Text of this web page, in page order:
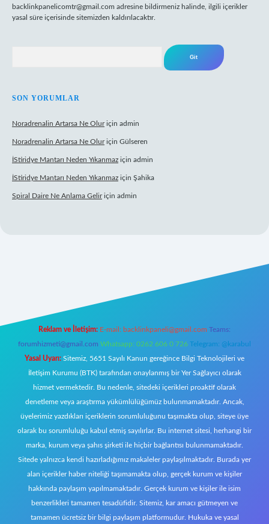
backlinkpanelicomtr@gmail.com adresine bildirmeniz halinde, ilgili içerikler
yasal süre içerisinde sitemizden kaldırılacaktır.
SON YORUMLAR
Noradrenalin Artarsa Ne Oluriçin admin
Noradrenalin Artarsa Ne Oluriçin Gülseren
İStiridye Mantarı Neden Yıkanmaz için admin
İStiridye Mantarı Neden Yıkanmaz için Şahika
Spiral Daire Ne Anlama Geliriçin admin
Reklam ve İletişim: E-mail: backlinkpaneli@gmail.com Teams:
forumhizmeti@gmail.com Whatsapp: 0262 606 0 726 Telegram: @karabul
Yasal Uyarı: Sitemiz, 5651 Sayılı Kanun gereğince Bilgi Teknolojileri ve
İletişim Kurumu (BTK) tarafından onaylanmış bir Yer Sağlayıcı olarak
hizmet vermektedir. Bu nedenle, sitedeki içerikleri proaktif olarak
denetleme veya araştırma yükümlülüğümüz bulunmamaktadır. Ancak,
üyelerimiz yazdıkları içeriklerin sorumluluğunu taşımakta olup, siteye üye
olarak bu sorumluluğu kabul etmiş sayılırlar. Bu internet sitesi, herhangi bir
marka, kurum veya şahıs şirketi ile hiçbir bağlantısı bulunmamaktadır.
Sitede yalnızca kendi hazırladığımız makaleler paylaşılmaktadır. Burada yer
alan içerikler haber niteliği taşımamakta olup, gerçek kurum ve kişiler
hakkında paylaşım yapılmamaktadır. Gerçek kurum ve kişiler ile isim
benzerlikleri tamamen tesadüfidir. Sitemiz, kar amacı gütmeyen ve
tamamen ücretsiz bir bilgi paylaşım platformudur. Hukuka ve yasal